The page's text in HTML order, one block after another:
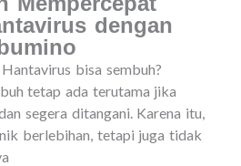
dengan
bisa sembuh?
tetap ada terutama jika
segera ditangani. Karena itu,
berlebihan, tetapi juga tidak